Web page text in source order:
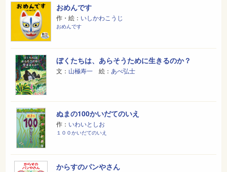
おめんです
作・絵： いしかわこうじ
おめんです
ぼくたちは、あらそうために生きるのか？
文： 山極寿一 絵： あべ弘士
ぬまの100かいだてのいえ
作： いわいとしお
１００かいだてのいえ
からすのパンやさん